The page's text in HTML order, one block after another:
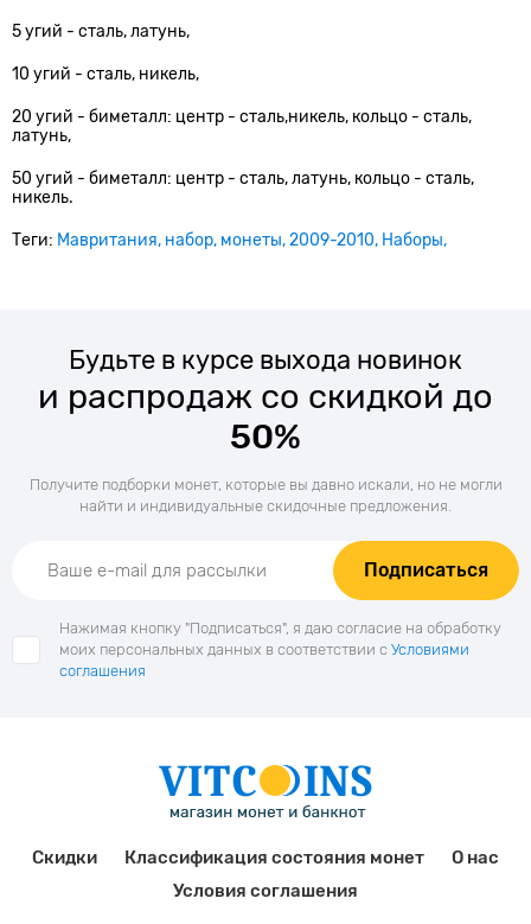
5 угий - сталь, латунь,
10 угий - сталь, никель,
20 угий - биметалл: центр - cталь,никель, кольцо - сталь,
латунь,
50 угий - биметалл: центр - cталь, латунь, кольцо - сталь,
никель.
Теги: Мавритания набор монеты 2009-2010 Наборы
Будьте в курсе выхода новинок
и распродаж со скидкой до
50%
Получите подборки монет, которые вы давно искали, но не могли
найти и индивидуальные скидочные предложения.
Подписаться
Нажимая кнопку "Подписаться", я даю согласие на обработку
моих персональных данных в соответствии с Условиями
соглашения
Скидки Классификация состояния монет
О нас
Условия соглашения